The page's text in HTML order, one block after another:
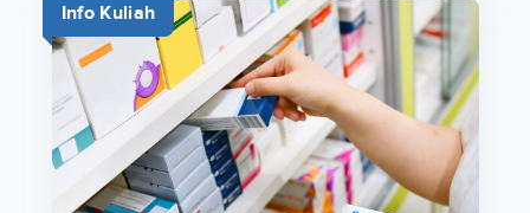
Info Kuliah